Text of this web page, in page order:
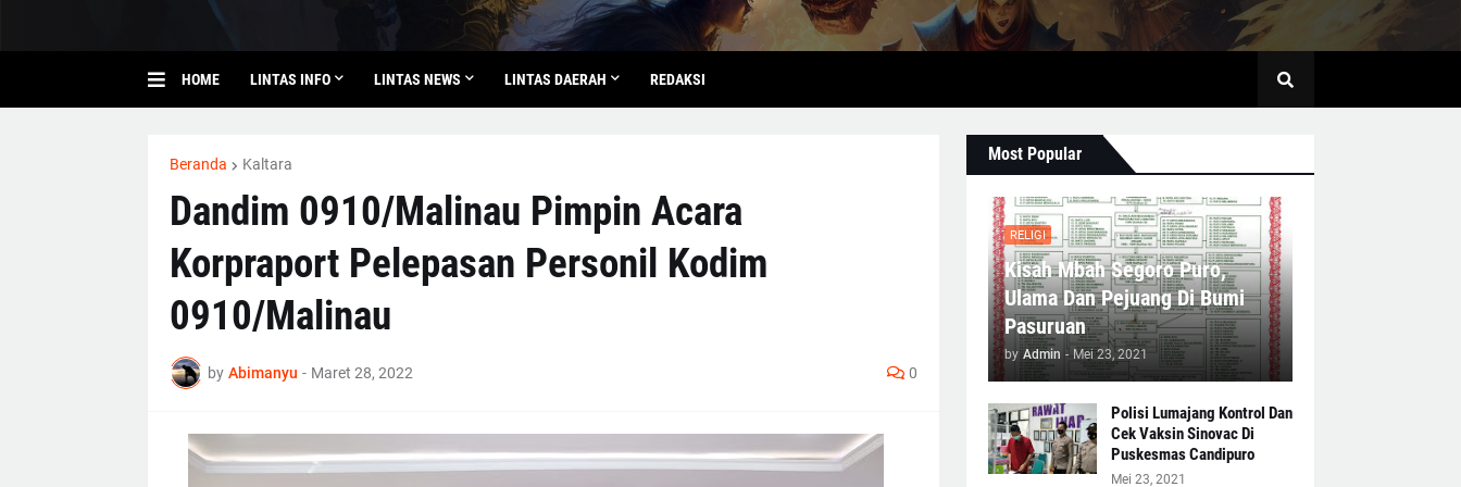
HOME LINTAS INFO LINTAS NEWS LINTAS DAERAH REDAKSI
Beranda Kaltara
Dandim 0910/Malinau Pimpin Acara
Korpraport Pelepasan Personil Kodim
0910/Malinau
by Abimanyu - Maret 28, 2022 0
Most Popular
RELIGI
Kisah Mbah Segoro Puro,
Ulama Dan Pejuang Di Bumi
Pasuruan
by Admin - Mei 23, 2021
Polisi Lumajang Kontrol Dan
Cek Vaksin Sinovac Di
Puskesmas Candipuro
Mei 23, 2021